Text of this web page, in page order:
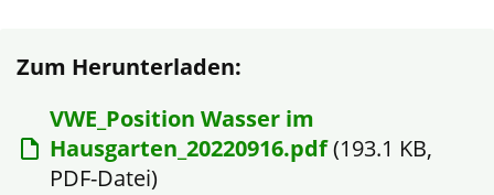
Zum Herunterladen:
VWE_Position Wasser im
Hausgarten_20220916.pdf(193.1 KB,
PDF-Datei)